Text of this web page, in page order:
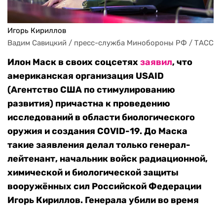
Игорь Кириллов
Вадим Савицкий / пресс-служба Минобороны РФ / ТАСС
Илон Маск в своих соцсетяхзаявил, что
американская организация USAID
(Агентство США по стимулированию
развития) причастна к проведению
исследований в области биологического
оружия и создания COVID-19. До Маска
такие заявления делал только генерал-
лейтенант, начальник войск радиационной,
химической и биологической защиты
вооружённых сил Российской Федерации
Игорь Кириллов. Генерала убили во время